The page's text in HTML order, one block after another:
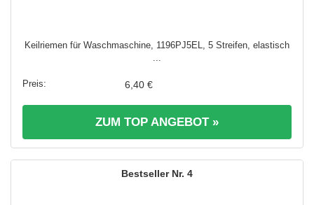
Keilriemen für Waschmaschine, 1196PJ5EL, 5 Streifen, elastisch
6,40 €
ZUM TOP ANGEBOT »
4